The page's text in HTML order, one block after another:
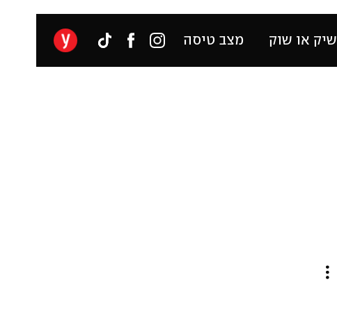
שיק או שוק מצב טיסה